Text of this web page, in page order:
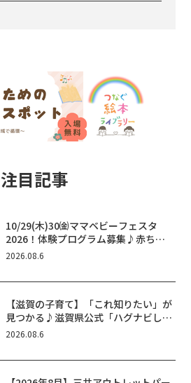
注目記事
10/29(木)30㈮ママベビーフェスタ
2026！体験プログラム募集♪赤ちゃ
ん向けイベントに出演しませんか？
2026.08.6
【滋賀の子育て】「これ知りたい」が
見つかる♪滋賀県公式「ハグナビし
が」使ってる？おでかけ・制度・子育
2026.08.6